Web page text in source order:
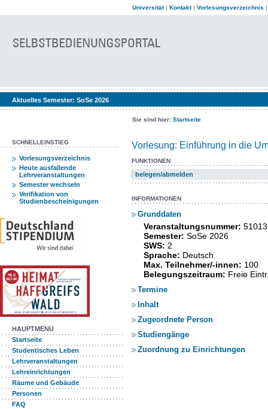
Universität| Kontakt| Vorlesungsverzeichnis
Aktuelles Semester: SoSe 2026
Sie sind hier: Startseite
SCHNELLEINSTIEG
Vorlesungsverzeichnis
Heute ausfallende
Lehrveranstaltungen
Semester wechseln
Verifikation von
Studienbescheinigungen
HAUPTMENÜ
Startseite
Studentisches Leben
Lehrveranstaltungen
Lehreinrichtungen
Räume und Gebäude
Personen
FAQ
Vorlesung: Einführung in die
FUNKTIONEN
belegen/abmelden
INFORMATIONEN
Grunddaten
Veranstaltungsnummer:
Semester: SoSe 2026
SWS: 2
Sprache: Deutsch
Max. Teilnehmer/-innen: 100
Belegungszeitraum: Freie
Termine
Inhalt
Zugeordnete Person
Studiengänge
Zuordnung zu Einrichtungen